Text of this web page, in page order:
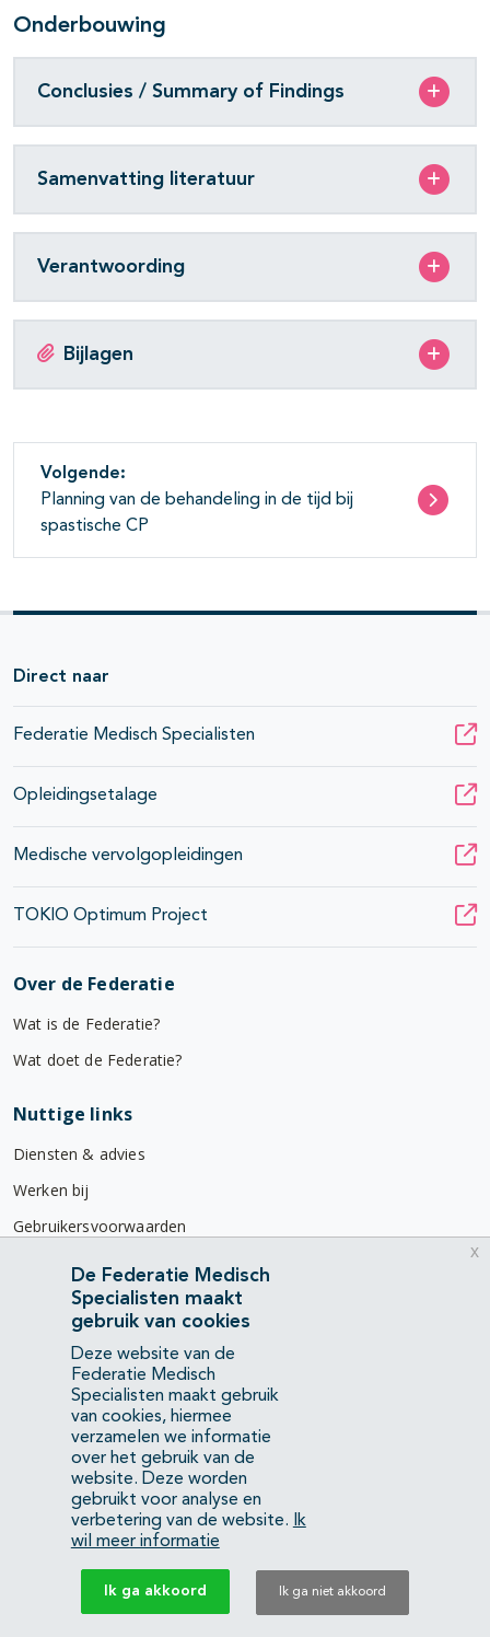
Onderbouwing
Conclusies / Summary of Findings
Samenvatting literatuur
Verantwoording
Bijlagen
Volgende:
Planning van de behandeling in de tijd bij
spastische CP
Direct naar
Federatie Medisch Specialisten
Opleidingsetalage
Medische vervolgopleidingen
TOKIO Optimum Project
Over de Federatie
Wat is de Federatie?
Wat doet de Federatie?
Nuttige links
Diensten & advies
Werken bij
Gebruikersvoorwaarden
Privacyverklaring
Contact
Mercatorlaan 1200
3528 BL Utrecht
(088) 505 34 34
info@richtlijnendatabase.nl
YouTubeLinkedIn
KvK Federatie Medisch Specialisten:40483480
Privacyverklaring
De Federatie Medisch
Specialisten maakt
gebruik van cookies
Deze website van de
Federatie Medisch
Specialisten maakt gebruik
van cookies, hiermee
verzamelen we informatie
over het gebruik van de
website. Deze worden
gebruikt voor analyse en
verbetering van de website.
Ik
wil meer informatie
Ik ga akkoord Ik ga niet akkoord
x